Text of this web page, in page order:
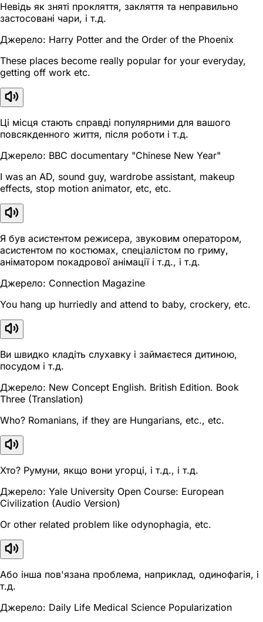
Невідь як зняті прокляття, закляття та неправильно
застосовані чари, і т.д.
Джерело: Harry Potter and the Order of the Phoenix
These places become really popular for your everyday,
getting off work etc.
Ці місця стають справді популярними для вашого
повсякденного життя, після роботи і т.д.
Джерело: BBC documentary "Chinese New Year"
I was an AD, sound guy, wardrobe assistant, makeup
effects, stop motion animator, etc, etc.
Я був асистентом режисера, звуковим оператором,
асистентом по костюмах, спеціалістом по гриму,
аніматором покадрової анімації і т.д., і т.д.
Джерело: Connection Magazine
You hang up hurriedly and attend to baby, crockery, etc.
Ви швидко кладіть слухавку і займаєтеся дитиною,
посудом і т.д.
Джерело: New Concept English. British Edition. Book
Three (Translation)
Who? Romanians, if they are Hungarians, etc., etc.
Хто? Румуни, якщо вони угорці, і т.д., і т.д.
Джерело: Yale University Open Course: European
Civilization (Audio Version)
Or other related problem like odynophagia, etc.
Або інша пов'язана проблема, наприклад, одинофагія, і
т.д.
Джерело: Daily Life Medical Science Popularization